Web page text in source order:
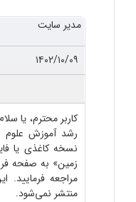
مدیر سایت
۱۴۰۲/۱۰/۰۹
کاربر محترم، یا
رشد آموزش
زمین» به صفحه
مراجعه
منتشر نمی‌شود.